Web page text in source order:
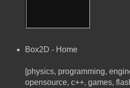
Box2D - Home
[physics, programming,
opensource, c++, games,